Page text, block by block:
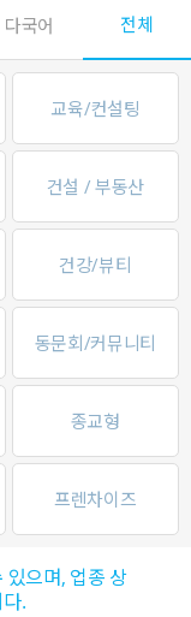
다국어 전체
교육/컨설팅
건설 / 부동산
건강/뷰티
동문회/커뮤니티
종교형
프렌차이즈
있으며, 업종 상
.